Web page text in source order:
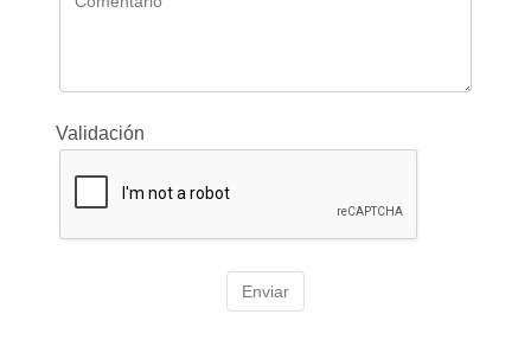
Validación